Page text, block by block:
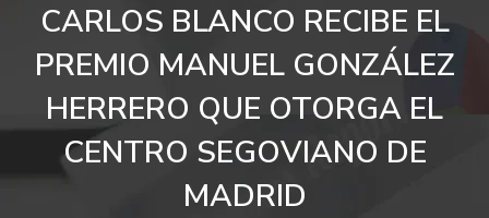
CARLOS BLANCO RECIBE EL
PREMIO MANUEL GONZÁLEZ
HERRERO QUE OTORGA EL
CENTRO SEGOVIANO DE
MADRID